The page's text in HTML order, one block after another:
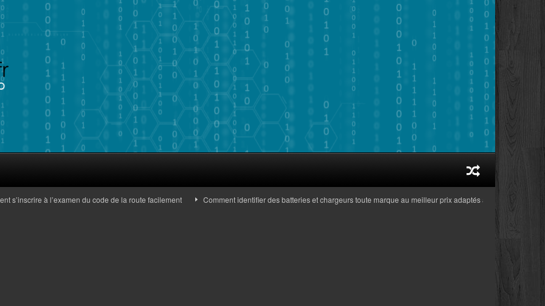
à l’examen du code de la route facilement Comment identifier des batteries et chargeurs toute marque au meilleur prix adaptés aux ordinateurs